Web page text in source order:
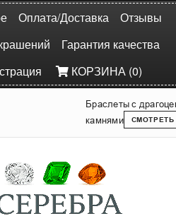
Оплата/Доставка
Отзывы
Гарантия качества
КОРЗИНА (0)
Браслеты с
камнями
СМОТРЕТЬ